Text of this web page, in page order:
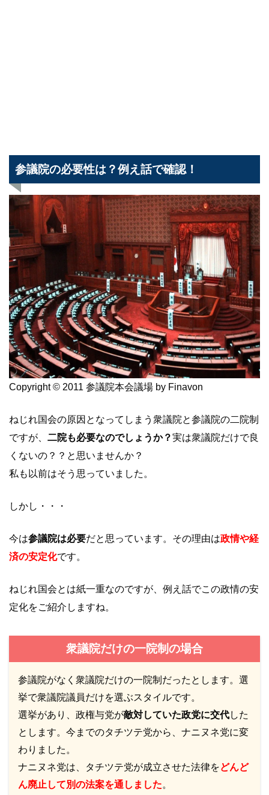
参議院の必要性は？例え話で確認！
Copyright © 2011 参議院本会議場 by Finavon
ねじれ国会の原因となってしまう衆議院と参議院の二院制
ですが、 二院も必要なのでしょうか？実は衆議院だけで良
くないの？？と思いませんか？
私も以前はそう思っていました。
しかし・・・
今は参議院は必要だと思っています。その理由は政情や経
済の安定化です。
ねじれ国会とは紙一重なのですが、例え話でこの政情の安
定化をご紹介しますね。
衆議院だけの一院制の場合
参議院がなく衆議院だけの一院制だったとします。選
挙で衆議院議員だけを選ぶスタイルです。
選挙があり、政権与党が敵対していた政党に交代した
とします。今までのタチツテ党から、ナニヌネ党に変
わりました。
ナニヌネ党は、タチツテ党が成立させた法律をどんど
ん廃止して別の法案を通しました。